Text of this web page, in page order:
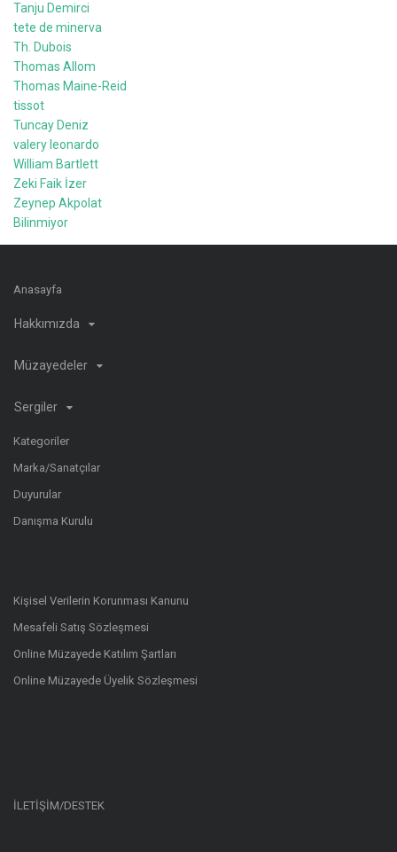
Tanju Demirci
tete de minerva
Th. Dubois
Thomas Allom
Thomas Maine-Reid
tissot
Tuncay Deniz
valery leonardo
William Bartlett
Zeki Faik İzer
Zeynep Akpolat
Bilinmiyor
Anasayfa
Hakkımızda
Müzayedeler
Sergiler
Kategoriler
Marka/Sanatçılar
Duyurular
Danışma Kurulu
Kişisel Verilerin Korunması Kanunu
Mesafeli Satış Sözleşmesi
Online Müzayede Katılım Şartları
Online Müzayede Üyelik Sözleşmesi
İLETİŞİM/DESTEK